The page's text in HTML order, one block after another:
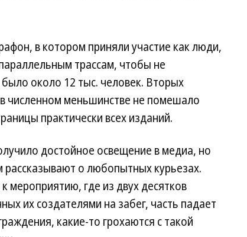
в котором приняли участие как люди,
трассам, чтобы не
около 12 тыс. человек. Вторых
численном меньшинстве не помешало
практически всех изданий.
достойное освещение в медиа, но
о любопытных курьезах.
мероприятию, где из двух десятков
их создателями на забег, часть падает
какие-то грохаются с такой